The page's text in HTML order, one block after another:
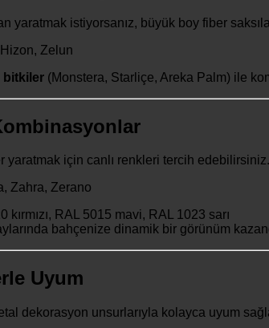
yaratmak istiyorsanız, büyük boy fiber
Zelun
bitkiler (Monstera, Starliçe, Areka Palm) ile
yaratmak için canlı renkleri tercih edebilirsiniz.
Zahra, Zerano
kırmızı, RAL 5015 mavi, RAL 1023 sarı
bahçenize dinamik bir görünüm
Uyum
dekorasyon unsurlarıyla kolayca uyum